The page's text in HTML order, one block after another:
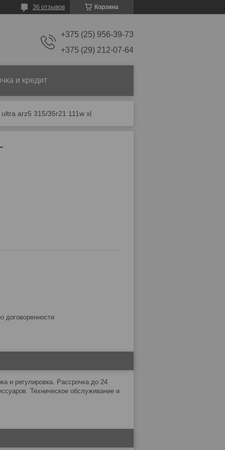
Корзина
36 отзывов
+375 (25) 956-39-73
+375 (29) 212-07-64
и кредит
arz5 315/35r21 111w xl
договоренности
и регулировка. Рассрочка до 24
Техническое обслуживание и